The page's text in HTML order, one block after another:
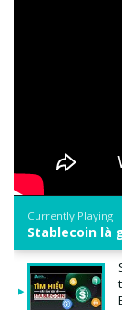
Currently Playing